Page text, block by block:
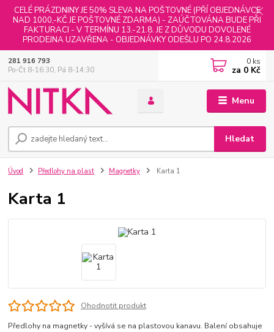
CELÉ PRÁZDNINY JE 50% SLEVA NA POŠTOVNÉ (PŘÍ OBJEDNÁVCE
NAD 1000,-KČ JE POŠTOVNÉ ZDARMA) - ZAÚČTOVÁNA BUDE PŘI
FAKTURACI - V TERMÍNU 13.-21.8. JE Z DŮVODU DOVOLENÉ
PRODEJNA UZAVŘENA - OBJEDNÁVKY ODEŠLU PO 24.8.2026
Menu
Hledat
281 916 793
Po-Čt 8-16:30, Pá 8-14:30
0 ks
za 0 Kč
Úvod Předlohy na plast Magnetky Karta 1
Karta 1
Ohodnotit produkt
Předlohy na magnetky - vyšívá se na plastovou kanavu. Balení obsahuje